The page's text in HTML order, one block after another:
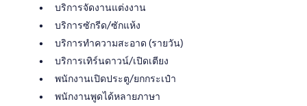
บริการจัดงานแต่งงาน
บริการซักรีด/ซักแห้ง
บริการทำความสะอาด (รายวัน)
บริการเทิร์นดาวน์/เปิดเตียง
พนักงานเปิดประตู/ยกกระเป๋า
พนักงานพูดได้หลายภาษา